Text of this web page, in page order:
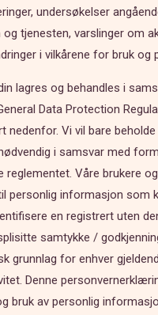
undersøkelser
tjenesten, varslinger om
i vilkårene for bruk og
lagres og behandles i
Data Protection
nedenfor. Vi vil bare
i samsvar med
reglementet. Våre brukere
personlig informasjon som
en registrert uten
samtykke /
grunnlag for enhver
Denne
bruk av personlig